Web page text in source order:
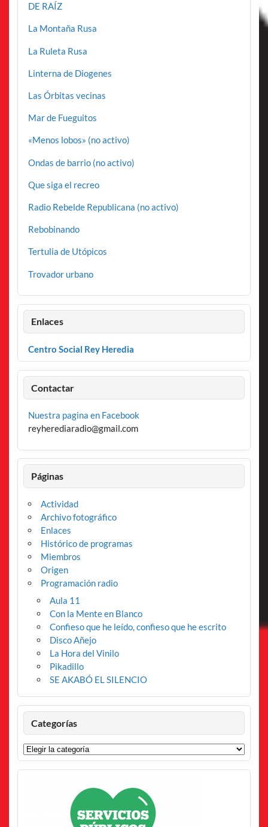
DE RAÍZ
La Montaña Rusa
La Ruleta Rusa
Linterna de Diogenes
Las Órbitas vecinas
Mar de Fueguitos
«Menos lobos» (no activo)
Ondas de barrio (no activo)
Que siga el recreo
Radio Rebelde Republicana (no activo)
Rebobinando
Tertulia de Utópicos
Trovador urbano
Enlaces
Centro Social Rey Heredia
Contactar
Nuestra pagina en Facebook
reyherediaradio@gmail.com
Páginas
Actividad
Archivo fotográfico
Enlaces
Histórico de programas
Miembros
Origen
Programación radio
Aula 11
Con la Mente en Blanco
Confieso que he leído, confieso que he escrito
Disco Añejo
La Hora del Vinilo
Pikadillo
SE AKABÓ EL SILENCIO
Categorías
Categorías